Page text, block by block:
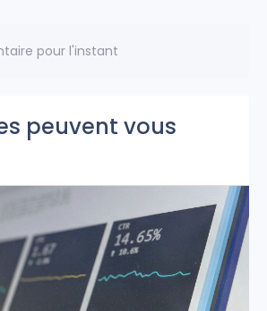
pour l'instant
peuvent vous